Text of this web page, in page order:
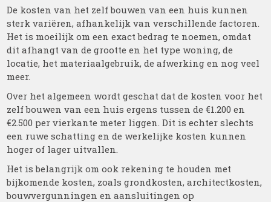
De kosten van het zelf bouwen van een huis kunnen
sterk variëren, afhankelijk van verschillende factoren.
Het is moeilijk om een exact bedrag te noemen, omdat
dit afhangt van de grootte en het type woning, de
locatie, het materiaalgebruik, de afwerking en nog veel
meer.
Over het algemeen wordt geschat dat de kosten voor het
zelf bouwen van een huis ergens tussen de €1.200 en
€2.500 per vierkante meter liggen. Dit is echter slechts
een ruwe schatting en de werkelijke kosten kunnen
hoger of lager uitvallen.
Het is belangrijk om ook rekening te houden met
bijkomende kosten, zoals grondkosten, architectkosten,
bouwvergunningen en aansluitingen op